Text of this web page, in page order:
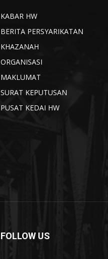
KABAR HW
BERITA PERSYARIKATAN
KHAZANAH
ORGANISASI
MAKLUMAT
SURAT KEPUTUSAN
PUSAT KEDAI HW
FOLLOW US